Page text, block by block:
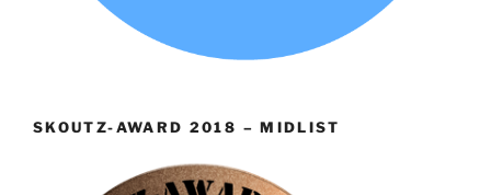
SKOUTZ-AWARD 2018 – MIDLIST